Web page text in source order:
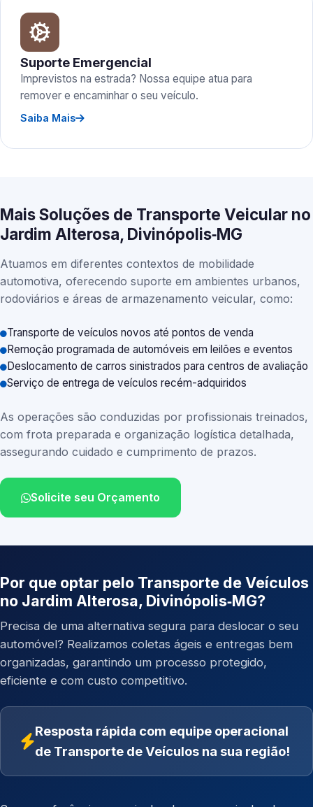
Suporte Emergencial
Imprevistos na estrada? Nossa equipe atua para
remover e encaminhar o seu veículo.
Saiba Mais
Mais Soluções de Transporte Veicular no
Jardim Alterosa, Divinópolis‑MG
Atuamos em diferentes contextos de mobilidade
automotiva, oferecendo suporte em ambientes urbanos,
rodoviários e áreas de armazenamento veicular, como:
Transporte de veículos novos até pontos de venda
Remoção programada de automóveis em leilões e eventos
Deslocamento de carros sinistrados para centros de avaliação
Serviço de entrega de veículos recém-adquiridos
As operações são conduzidas por profissionais treinados,
com frota preparada e organização logística detalhada,
assegurando cuidado e cumprimento de prazos.
Solicite seu Orçamento
Por que optar pelo Transporte de Veículos
no Jardim Alterosa, Divinópolis‑MG?
Precisa de uma alternativa segura para deslocar o seu
automóvel? Realizamos coletas ágeis e entregas bem
organizadas, garantindo um processo protegido,
eficiente e com custo competitivo.
Resposta rápida com equipe operacional
de Transporte de Veículos na sua região!